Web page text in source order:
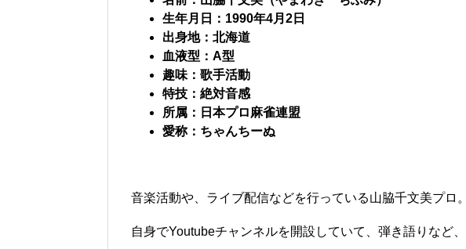
生年月日：1990年4月2日
出身地：北海道
血液型：A型
趣味：歌手活動
特技：絶対音感
所属：日本プロ麻雀連盟
愛称：ちゃんちーぬ
音楽活動や、ライブ配信などを行っている山脇千文美プロ。
自身でYoutubeチャンネルを開設していて、弾き語りなど